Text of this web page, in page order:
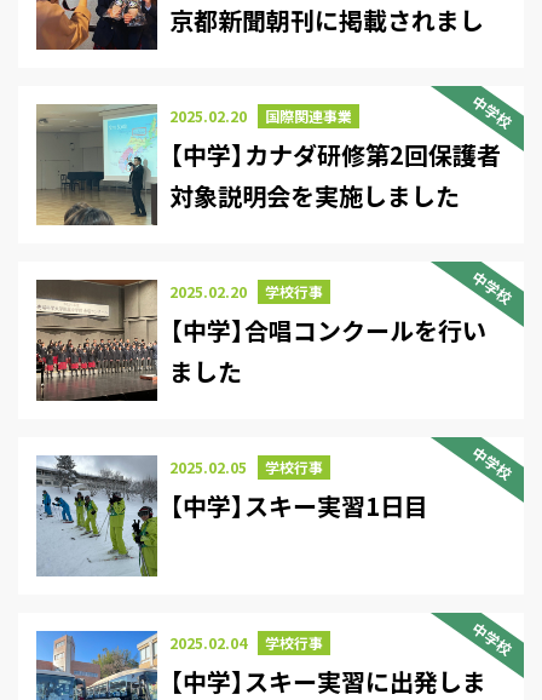
京都新聞朝刊に掲載されまし
中学校
2025.02.20 国際関連事業
【中学】カナダ研修第2回保護者
対象説明会を実施しました
中学校
2025.02.20 学校行事
【中学】合唱コンクールを行い
ました
中学校
2025.02.05 学校行事
【中学】スキー実習1日目
中学校
2025.02.04 学校行事
【中学】スキー実習に出発しま